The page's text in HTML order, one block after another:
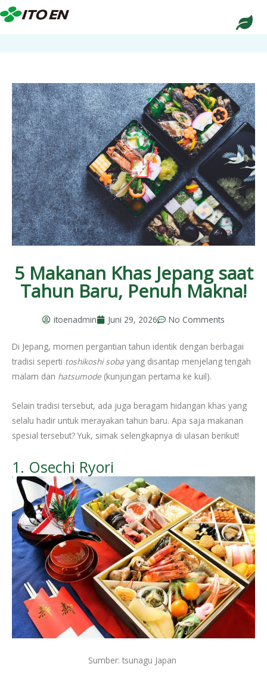
5 Makanan Khas Jepang saat
Tahun Baru, Penuh Makna!
itoenadmin Juni 29, 2026 No Comments
Di Jepang, momen pergantian tahun identik dengan berbagai
tradisi seperti toshikoshi soba yang disantap menjelang tengah
malam dan hatsumode (kunjungan pertama ke kuil).
Selain tradisi tersebut, ada juga beragam hidangan khas yang
selalu hadir untuk merayakan tahun baru. Apa saja makanan
spesial tersebut? Yuk, simak selengkapnya di ulasan berikut!
1. Osechi Ryori
Sumber: tsunagu Japan